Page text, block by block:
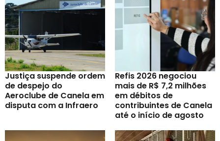
Justiça suspende ordem
de despejo do
Aeroclube de Canela em
disputa com a Infraero
Refis 2026 negociou
mais de R$ 7,2 milhões
em débitos de
contribuintes de Canela
até o início de agosto